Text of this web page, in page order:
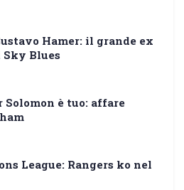
Hamer: il grande ex
Sky Blues
Solomon è tuo: affare
League: Rangers ko nel